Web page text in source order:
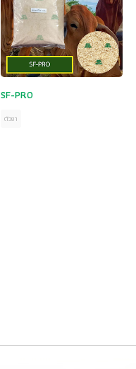
SF-PRO
ตัวยา